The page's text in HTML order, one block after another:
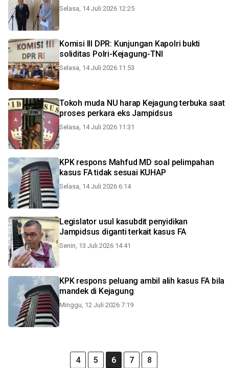
Selasa, 14 Juli 2026 12:25
Komisi III DPR: Kunjungan Kapolri bukti
soliditas Polri-Kejagung-TNI
Selasa, 14 Juli 2026 11:53
Tokoh muda NU harap Kejagung terbuka saat
proses perkara eks Jampidsus
Selasa, 14 Juli 2026 11:31
KPK respons Mahfud MD soal pelimpahan
kasus FA tidak sesuai KUHAP
Selasa, 14 Juli 2026 6:14
Legislator usul kasubdit penyidikan
Jampidsus diganti terkait kasus FA
Senin, 13 Juli 2026 14:41
KPK respons peluang ambil alih kasus FA bila
mandek di Kejagung
Minggu, 12 Juli 2026 7:19
4 5 6 7 8